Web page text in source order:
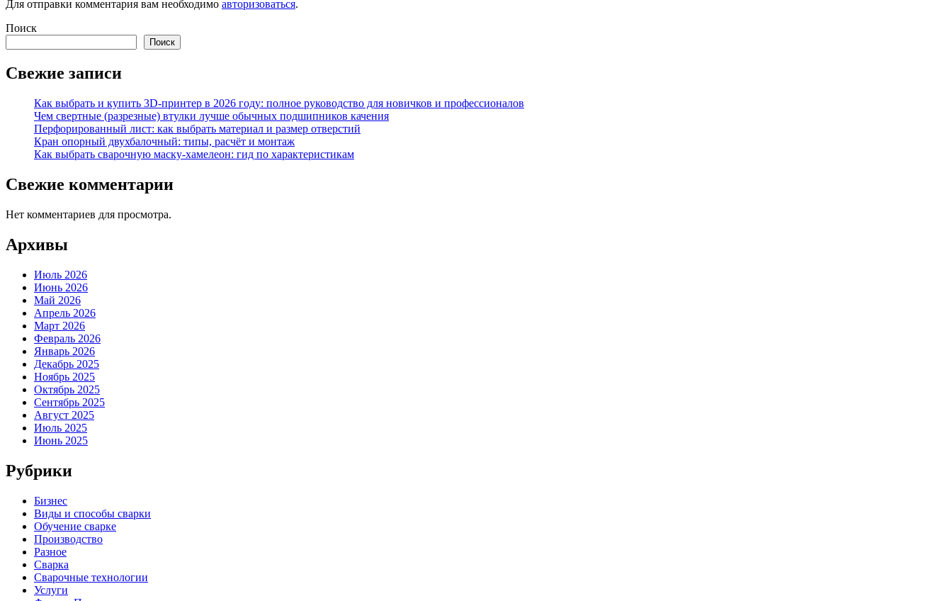
Для отправки комментария вам необходимо авторизоваться.
Поиск
Поиск
Свежие записи
Как выбрать и купить 3D-принтер в 2026 году: полное руководство для новичков и профессионалов
Чем свертные (разрезные) втулки лучше обычных подшипников качения
Перфорированный лист: как выбрать материал и размер отверстий
Кран опорный двухбалочный: типы, расчёт и монтаж
Как выбрать сварочную маску-хамелеон: гид по характеристикам
Свежие комментарии
Нет комментариев для просмотра.
Архивы
Июль 2026
Июнь 2026
Май 2026
Апрель 2026
Март 2026
Февраль 2026
Январь 2026
Декабрь 2025
Ноябрь 2025
Октябрь 2025
Сентябрь 2025
Август 2025
Июль 2025
Июнь 2025
Рубрики
Бизнес
Виды и способы сварки
Обучение сварке
Производство
Разное
Сварка
Сварочные технологии
Услуги